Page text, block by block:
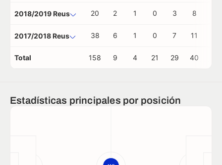
2018/2019 Reus 20 2 1 0 3 8
2017/2018 Reus 38 6 1 0 7 11
Total 158 9 4 21 29 40
Estadísticas principales por posición